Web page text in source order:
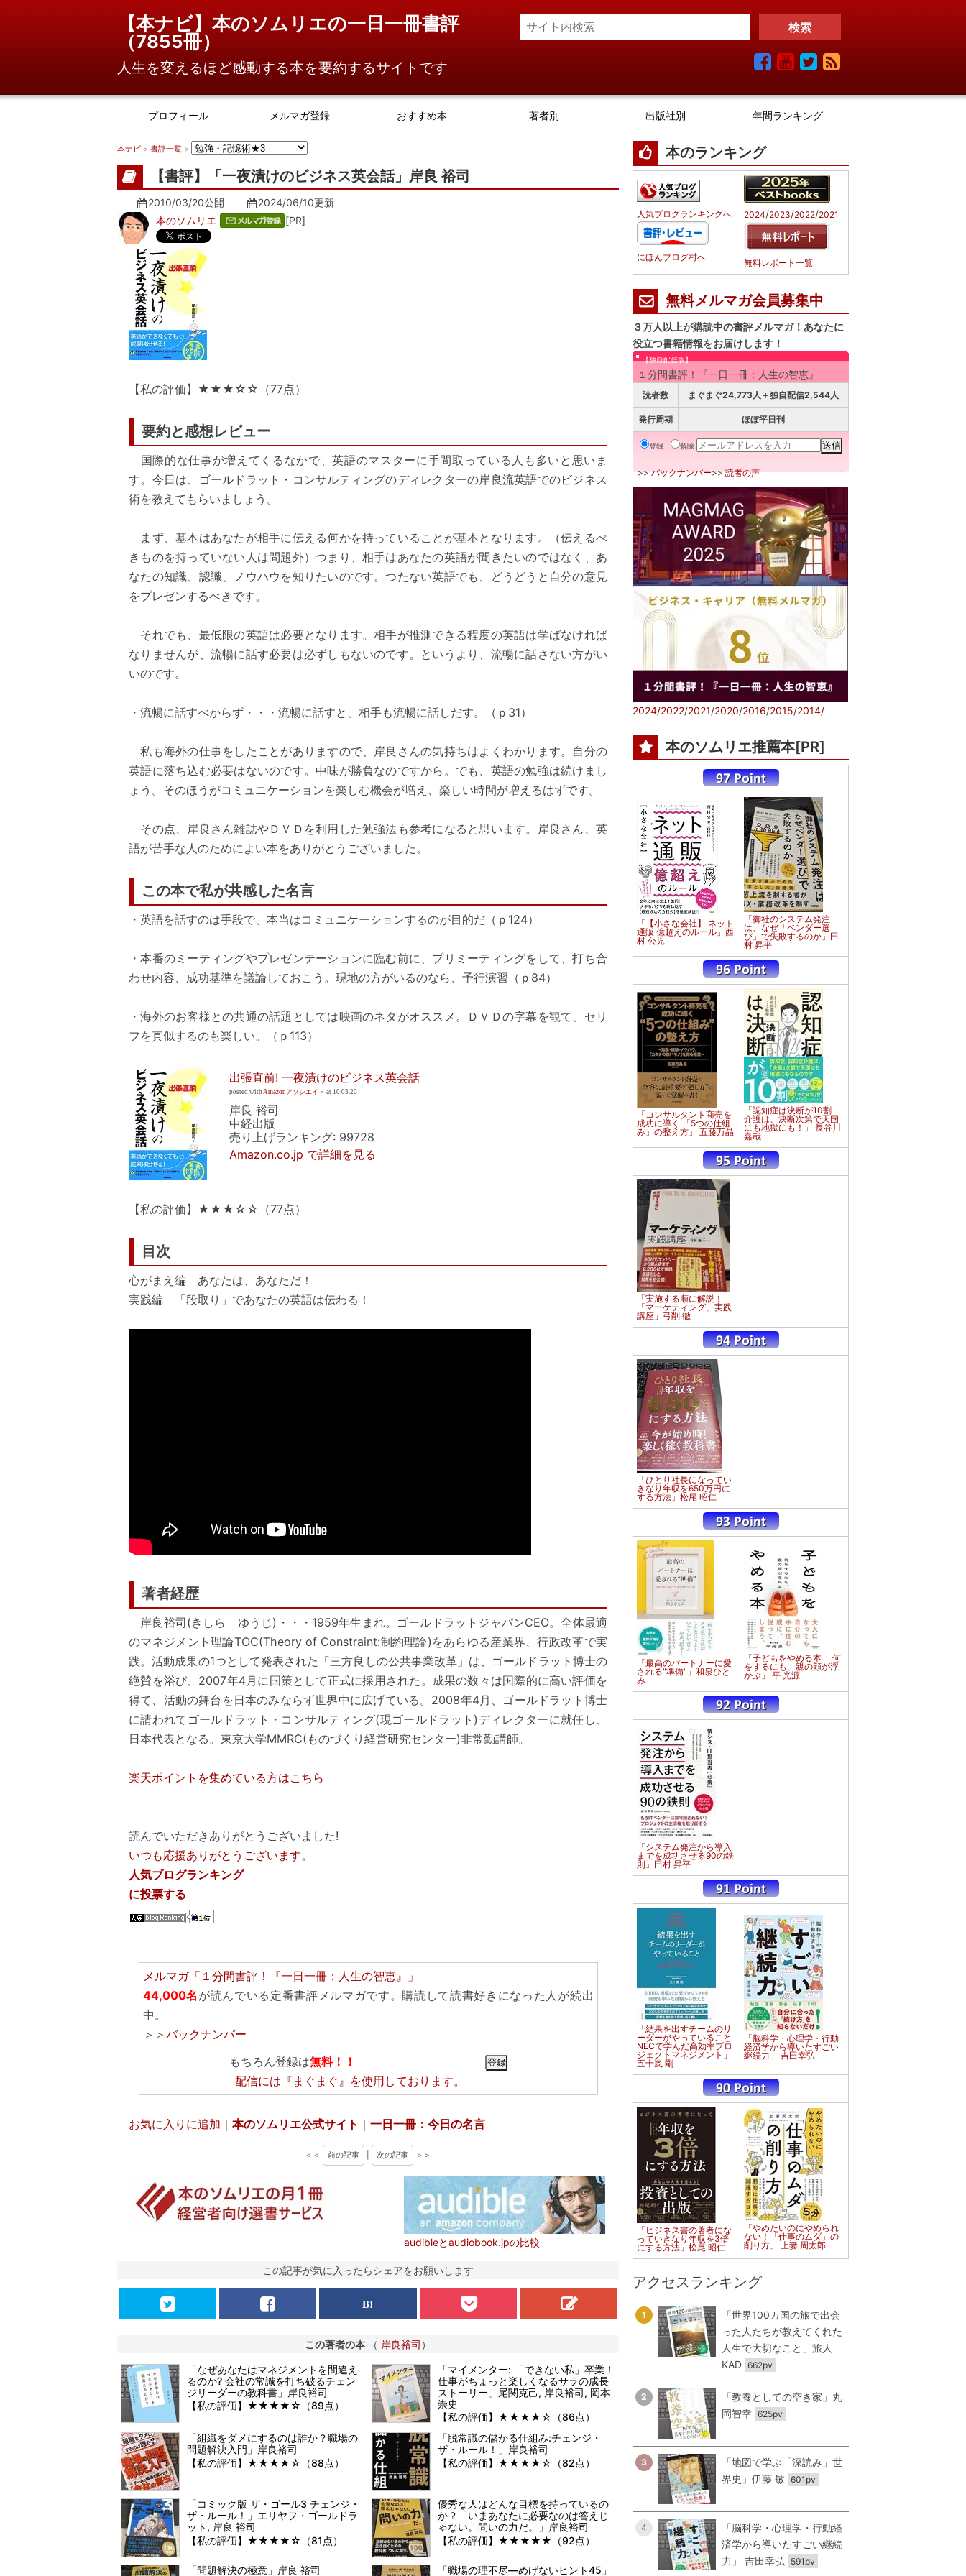
【本ナビ】本のソムリエの一日一冊書評
（7855冊）
人生を変えるほど感動する本を要約するサイトです
プロフィール メルマガ登録 おすすめ本 著者別 出版社別 年間ランキング
本ナビ > 書評一覧 >
【書評】「一夜漬けのビジネス英会話」岸良 裕司
2010/03/20公開 2024/06/10更新
本のソムリエ
[PR]
【私の評価】★★★☆☆（77点）
要約と感想レビュー
国際的な仕事が増えてくるなかで、英語のマスターに手間取っている人も多いと思いま
す。今日は、ゴールドラット・コンサルティングのディレクターの岸良流英語でのビジネス
術を教えてもらいましょう。
まず、基本はあなたが相手に伝える何かを持っていることが基本となります。（伝えるべ
きものを持っていない人は問題外）つまり、相手はあなたの英語が聞きたいのではなく、あ
なたの知識、認識、ノウハウを知りたいのです。つたない英語でも、どうどうと自分の意見
をプレゼンするべきです。
それでも、最低限の英語は必要となります。相手が推測できる程度の英語は学ばなければ
なりませんが、流暢に話す必要は必ずしもないのです。というより、流暢に話さない方がい
いのです。
・流暢に話すべからず・・・流暢に話すと、相手も流暢に話しだす。（ｐ31）
私も海外の仕事をしたことがありますので、岸良さんの気持ちはよくわかります。自分の
英語に落ち込む必要はないのです。中味が勝負なのですから。でも、英語の勉強は続けまし
ょう。そのほうがコミュニケーションを楽しむ機会が増え、楽しい時間が増えるはずです。
その点、岸良さん雑誌やＤＶＤを利用した勉強法も参考になると思います。岸良さん、英
語が苦手な人のためによい本をありがとうございました。
この本で私が共感した名言
・英語を話すのは手段で、本当はコミュニケーションするのが目的だ（ｐ124）
・本番のミーティングやプレゼンテーションに臨む前に、プリミーティングをして、打ち合
わせ内容、成功基準を議論しておこう。現地の方がいるのなら、予行演習（ｐ84）
・海外のお客様との共通の話題としては映画のネタがオススメ。ＤＶＤの字幕を観て、セリ
フを真似するのも楽しい。（ｐ113）
出張直前! 一夜漬けのビジネス英会話
posted with Amazonアソシエイト at 10.03.20
岸良 裕司
中経出版
売り上げランキング: 99728
Amazon.co.jp で詳細を見る
【私の評価】★★★☆☆（77点）
目次
心がまえ編 あなたは、あなただ！
実践編 「段取り」であなたの英語は伝わる！
著者経歴
岸良裕司(きしら ゆうじ)・・・1959年生まれ。ゴールドラットジャパンCEO。全体最適
のマネジメント理論TOC(Theory of Constraint:制約理論)をあらゆる産業界、行政改革で実
践。活動成果の1つとして発表された「三方良しの公共事業改革」は、ゴールドラット博士の
絶賛を浴び、2007年4月に国策として正式に採用された。成果の数々は国際的に高い評価を
得て、活動の舞台を日本のみならず世界中に広げている。2008年4月、ゴールドラット博士
に請われてゴールドラット・コンサルティング(現ゴールドラット)ディレクターに就任し、
日本代表となる。東京大学MMRC(ものづくり経営研究センター)非常勤講師。
楽天ポイントを集めている方はこちら
読んでいただきありがとうございました!
いつも応援ありがとうございます。
人気ブログランキング
に投票する
メルマガ「１分間書評！『一日一冊：人生の智恵』」
44,000名 が読んでいる定番書評メルマガです。購読して読書好きになった人が続出
中。
＞＞ バックナンバー
もちろん登録は無料！！
配信には 『まぐまぐ』 を使用しております。
お気に入りに追加 ｜本のソムリエ公式サイト ｜一日一冊：今日の名言
＜＜ 前の記事 次の記事 ＞＞
audibleとaudiobook.jpの比較
この記事が気に入ったらシェアをお願いします
この著者の本 （ 岸良裕司 ）
「なぜあなたはマネジメントを間違え
るのか? 会社の常識を打ち破るチェン
ジリーダーの教科書」岸良裕司
【私の評価】★★★★☆（89点）
「マイメンター: 「できない私」卒業！
仕事がちょっと楽しくなるサラの成長
ストーリー」尾関克己, 岸良裕司, 岡本
崇史
【私の評価】★★★★☆（86点）
「組織をダメにするのは誰か？職場の
問題解決入門」岸良裕司
【私の評価】★★★★☆（88点）
「脱常識の儲かる仕組み:チェンジ・
ザ・ルール！」岸良裕司
【私の評価】★★★★☆（82点）
「コミック版 ザ・ゴール3 チェンジ・
ザ・ルール！」エリヤフ・ゴールドラ
ット, 岸良 裕司
【私の評価】★★★★☆（81点）
優秀な人はどんな目標を持っているの
か？「いまあなたに必要なのは答えじ
ゃない。問いの力だ。」岸良裕司
【私の評価】★★★★★（92点）
「問題解決の極意」岸良 裕司
「職場の理不尽―めげないヒント45」
本のランキング
人気ブログランキングへ
にほんブログ村へ
2024/2023/2022/2021
無料レポート一覧
無料メルマガ会員募集中
３万人以上が購読中の書評メルマガ！あなたに
役立つ書籍情報をお届けします！
【独自配信版】
１分間書評！『一日一冊：人生の智恵』
読者数 まぐまぐ24,773人＋独自配信2,544人
発行周期 ほぼ平日刊
登録 解除
>>バックナンバー>>読者の声
2024/2022/2021/2020/2016/2015/2014/
本のソムリエ推薦本[PR]
「【小さな会社】 ネット
通販 億超えのルール」西
村 公児
「御社のシステム発注
は、なぜ「ベンダー選
び」で失敗するのか」田
村 昇平
「コンサルタント商売を
成功に導く 「5つの仕組
み」の整え方」 五藤万晶
「認知症は決断が10割
介護は、決断次第で天国
にも地獄にも！」 長谷川
嘉哉
「実施する順に解説！
「マーケティング」実践
講座」弓削 徹
「ひとり社長になってい
きなり年収を650万円に
する方法」松尾 昭仁
「最高のパートナーに愛
される"準備"」和泉ひと
み
「子どもをやめる本 何
をするにも、親の顔が浮
かぶ」 平 光源
「システム発注から導入
までを成功させる90の鉄
則」田村 昇平
「結果を出すチームのリ
ーダーがやっていること
NECで学んだ高効率プロ
ジェクトマネジメント」
五十嵐 剛
「脳科学・心理学・行動
経済学から導いたすごい
継続力」 吉田幸弘
「ビジネス書の著者にな
っていきなり年収を3倍
にする方法」松尾 昭仁
「やめたいのにやめられ
ない！「仕事のムダ」の
削り方」 上妻 周太郎
アクセスランキング
1
「世界100カ国の旅で出会
った人たちが教えてくれた
人生で大切なこと」旅人
KAD 662pv
2
「教養としての空き家」丸
岡智幸 625pv
3
「地図で学ぶ「深読み」世
界史」伊藤 敏 601pv
4
「脳科学・心理学・行動経
済学から導いたすごい継続
力」 吉田幸弘
591pv